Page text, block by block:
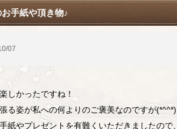
手紙や頂き物♪
07
しかったですね！
る姿が私への何よりのご褒美なのですが(*^^*)
紙やプレゼントを有難くいただきましたので、